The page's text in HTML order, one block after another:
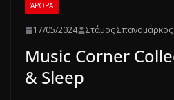
ΆΡΘΡΑ
17/05/2024 Στάμος Σπανομάρκος
Music Corner
& Sleep